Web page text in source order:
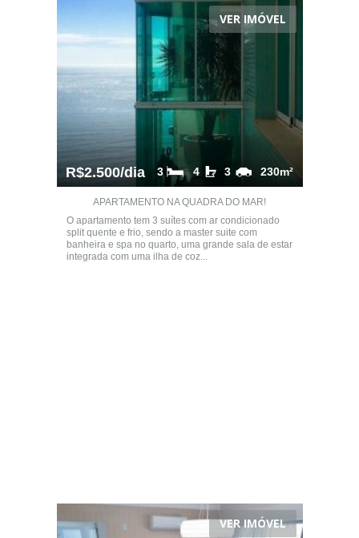
VER IMÓVEL
R$2.500/dia 230m²
3
4
3
APARTAMENTO NA QUADRA DO MAR!
O apartamento tem 3 suítes com ar condicionado
split quente e frio, sendo a master suite com
banheira e spa no quarto, uma grande sala de estar
integrada com uma ilha de coz...
VER IMÓVEL